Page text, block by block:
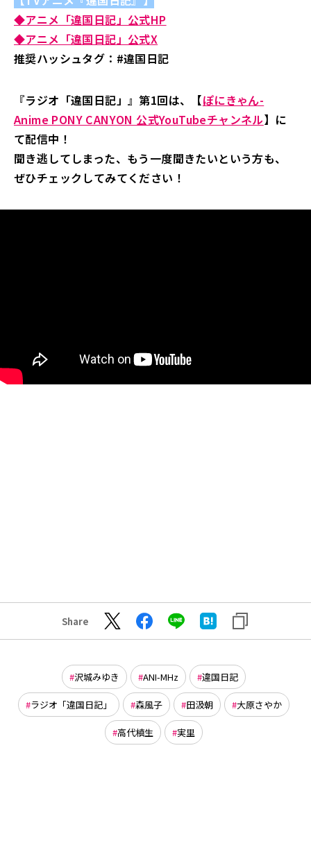
◆アニメ「違国日記」公式HP
◆アニメ「違国日記」公式X
推奨ハッシュタグ：#違国日記
『ラジオ「違国日記」』第1回は、【ぽにきゃん-
Anime PONY CANYON 公式YouTubeチャンネル】に
て配信中！
聞き逃してしまった、もう一度聞きたいという方も、
ぜひチェックしてみてください！
Share
沢城みゆき ANI-MHz 違国日記
ラジオ「違国日記」 森風子 田汲朝 大原さやか
高代槙生 実里